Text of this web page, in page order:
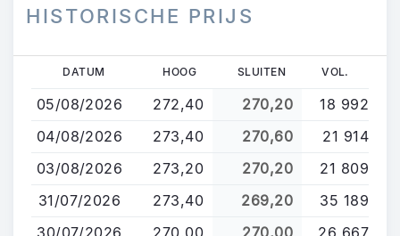
HISTORISCHE PRIJS
Overslaan
naar
de
gaan
DATUM HOOG SLUITEN VOL.
05/08/2026 272,40 270,20
18 992
04/08/2026
273,40 270,60
21 914
03/08/2026
273,20 270,20
21 809
31/07/2026
273,40 269,20
35 189
30/07/2026
270,00 270,00 26 667